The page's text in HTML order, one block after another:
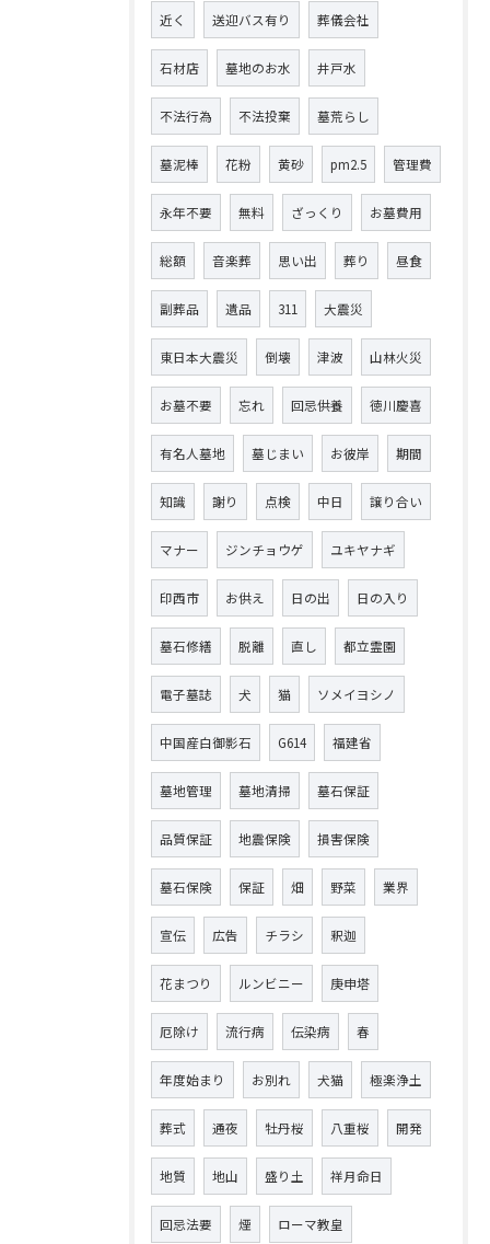
近く 送迎バス有り 葬儀会社
石材店 墓地のお水 井戸水
不法行為 不法投棄 墓荒らし
墓泥棒 花粉 黄砂 pm2.5 管理費
永年不要 無料 ざっくり お墓費用
総額 音楽葬 思い出 葬り 昼食
副葬品 遺品 311 大震災
東日本大震災 倒壊 津波 山林火災
お墓不要 忘れ 回忌供養 徳川慶喜
有名人墓地 墓じまい お彼岸 期間
知識 謝り 点検 中日 譲り合い
マナー ジンチョウゲ ユキヤナギ
印西市 お供え 日の出 日の入り
墓石修繕 脱離 直し 都立霊園
電子墓誌 犬 猫 ソメイヨシノ
中国産白御影石 G614 福建省
墓地管理 墓地清掃 墓石保証
品質保証 地震保険 損害保険
墓石保険 保証 畑 野菜 業界
宣伝 広告 チラシ 釈迦
花まつり ルンビニー 庚申塔
厄除け 流行病 伝染病 春
年度始まり お別れ 犬猫 極楽浄土
葬式 通夜 牡丹桜 八重桜 開発
地質 地山 盛り土 祥月命日
回忌法要 煙 ローマ教皇